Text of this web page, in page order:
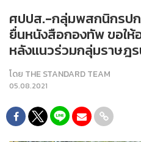
ศปปส.-กลุ่มพสกนิกรป
ยื่นหนังสือกองทัพ ขอใ
หลังแนวร่วมกลุ่มราษฎ
โดย THE STANDARD TEAM
05.08.2021